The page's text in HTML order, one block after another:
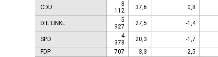
CDU
8
112
37,6 0,8
DIE LINKE
5
927
27,5 -1,4
SPD
4
378
20,3
-1,7
FDP
707 3,3
-2,5